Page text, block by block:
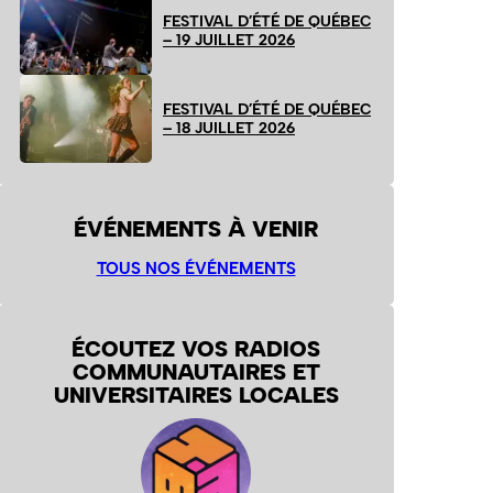
FESTIVAL D’ÉTÉ DE QUÉBEC
– 19 JUILLET 2026
FESTIVAL D’ÉTÉ DE QUÉBEC
– 18 JUILLET 2026
ÉVÉNEMENTS À VENIR
TOUS NOS ÉVÉNEMENTS
ÉCOUTEZ VOS RADIOS
COMMUNAUTAIRES ET
UNIVERSITAIRES LOCALES